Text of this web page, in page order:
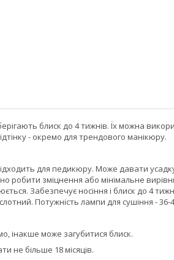
блиск до 4 тижнів. Їх можна
- окремо для трендового манікюру.
для педикюру. Може давати
робити зміцнення або мінімальне
Забезпечує носіння і блиск до 4
Потужність лампи для сушіння -
інакше може загубитися блиск.
не більше 18 місяців.